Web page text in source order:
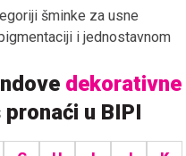
šminke za usne
i jednostavnom
dekorativne
u BIPI